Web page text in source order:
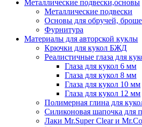
Металлические подвески,основы
Металлические подвески
Основы для обручей,
Фурнитура
Материалы для авторской куклы
Крючки для кукол БЖД
Реалистичные глаза для
Глаза для кукол 6 мм
Глаза для кукол 8 мм
Глаза для кукол 10 мм
Глаза для кукол 12 мм
Полимерная глина для
Силиконовая шапочка для
Лаки Mr.Super Clear и